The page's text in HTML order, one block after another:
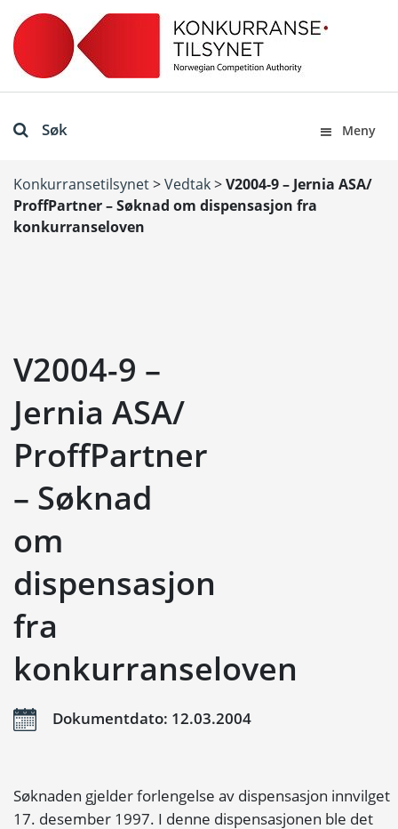
Søk Meny
Konkurransetilsynet>Vedtak>V2004-9 – Jernia ASA/
ProffPartner – Søknad om dispensasjon fra
konkurranseloven
V2004-9 –
Jernia ASA/
ProffPartner
– Søknad
om
dispensasjon
fra
konkurranseloven
Dokumentdato: 12.03.2004
Søknaden gjelder forlengelse av dispensasjon innvilget
17. desember 1997. I denne dispensasjonen ble det